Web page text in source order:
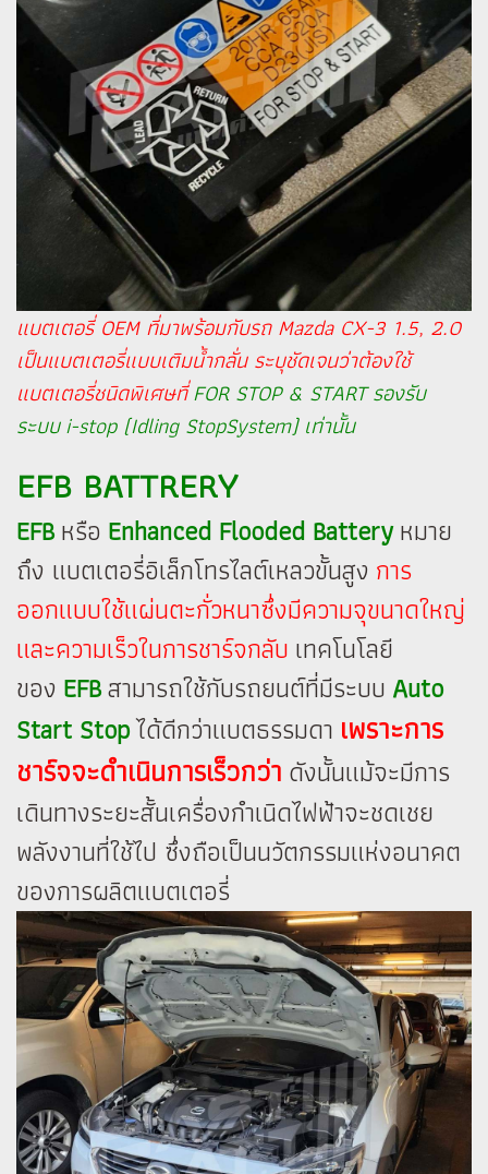
แบตเตอรี่ OEM ที่มาพร้อมกับรถ Mazda CX-3 1.5, 2.0
เป็นแบตเตอรี่แบบเติมน้ำกลั่น ระบุชัดเจนว่าต้องใช้
แบตเตอรี่ชนิดพิเศษที่FOR STOP & START รองรับ
ระบบ i-stop (Idling StopSystem) เท่านั้น
EFB BATTRERY
EFBหรือ Enhanced Flooded Batteryหมาย
ถึง แบตเตอรี่อิเล็กโทรไลต์เหลวขั้นสูง การ
ออกแบบใช้แผ่นตะกั่วหนาซึ่งมีความจุขนาดใหญ่
และความเร็วในการชาร์จกลับ เทคโนโลยี
ของ EFBสามารถใช้กับรถยนต์ที่มีระบบ Auto
Start Stopได้ดีกว่าแบตธรรมดา เพราะการ
ชาร์จจะดำเนินการเร็วกว่า ดังนั้นแม้จะมีการ
เดินทางระยะสั้นเครื่องกำเนิดไฟฟ้าจะชดเชย
พลังงานที่ใช้ไป ซึ่งถือเป็นนวัตกรรมแห่งอนาคต
ของการผลิตแบตเตอรี่